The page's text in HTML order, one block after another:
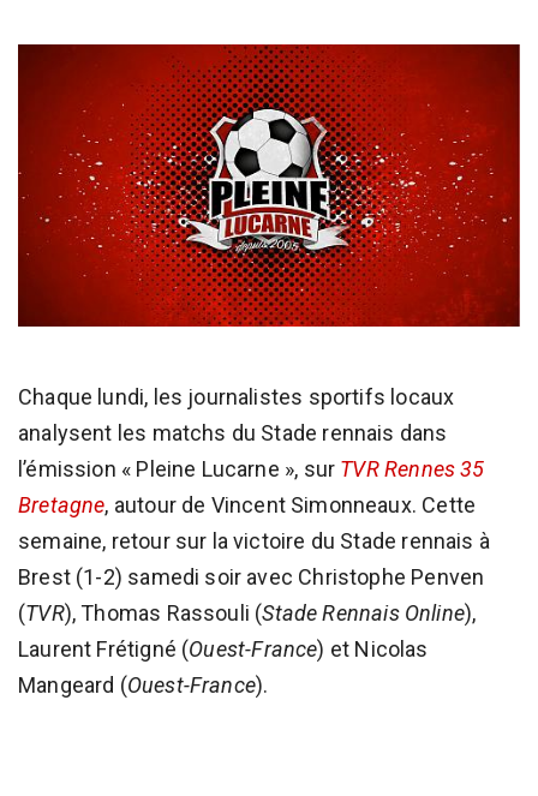
Chaque lundi, les journalistes sportifs locaux
analysent les matchs du Stade rennais dans
l’émission « Pleine Lucarne », sur TVR Rennes 35
Bretagne, autour de Vincent Simonneaux. Cette
semaine, retour sur la victoire du Stade rennais à
Brest (1-2) samedi soir avec Christophe Penven
(TVR), Thomas Rassouli (Stade Rennais Online),
Laurent Frétigné (Ouest-France) et Nicolas
Mangeard (Ouest-France).